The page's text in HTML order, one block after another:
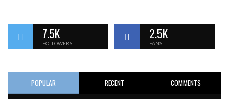
7.5K
FOLLOWERS
2.5K
FANS
POPULAR RECENT COMMENTS